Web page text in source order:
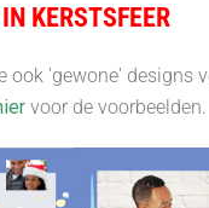
KERSTSFEER
ook 'gewone' designs
voor de voorbeelden.